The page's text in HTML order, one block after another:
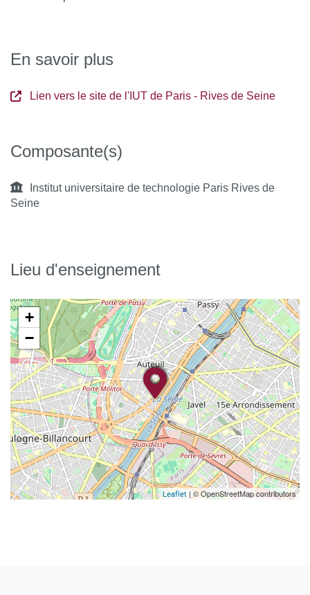
En savoir plus
Lien vers le site de l'IUT de Paris - Rives de Seine
Composante(s)
Institut universitaire de technologie Paris Rives de
Seine
Lieu d'enseignement
+
−
Leaflet| © OpenStreetMap contributors